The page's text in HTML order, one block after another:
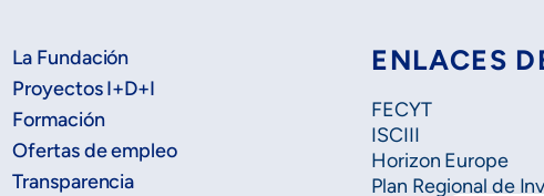
La Fundación
Proyectos I+D+I
Formación
Ofertas de empleo
Transparencia
ENLACES
FECYT
ISCIII
Horizon Europe
Plan Regional de